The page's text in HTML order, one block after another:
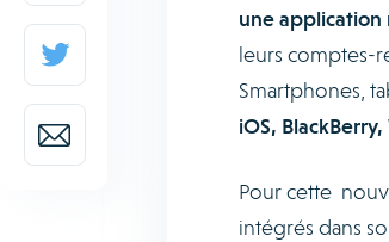
une application
leurs comptes-
Smartphones,
iOS,
Pour cette
intégrés dans